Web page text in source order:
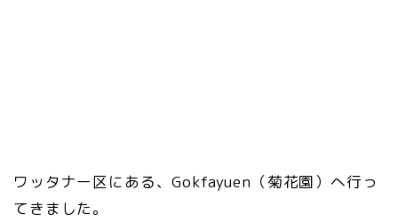
ワッタナー区にある、Gokfayuen（菊花園）へ行っ
てきました。